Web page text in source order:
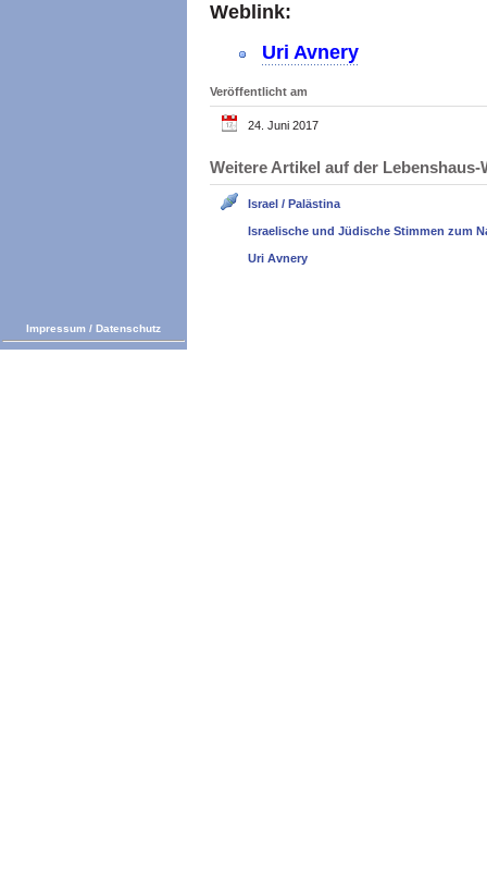
Weblink:
Uri Avnery
Veröffentlicht am
24. Juni 2017
Weitere Artikel auf der
Israel / Palästina
Israelische und Jüdische Stimmen zum
Uri Avnery
Impressum / Datenschutz